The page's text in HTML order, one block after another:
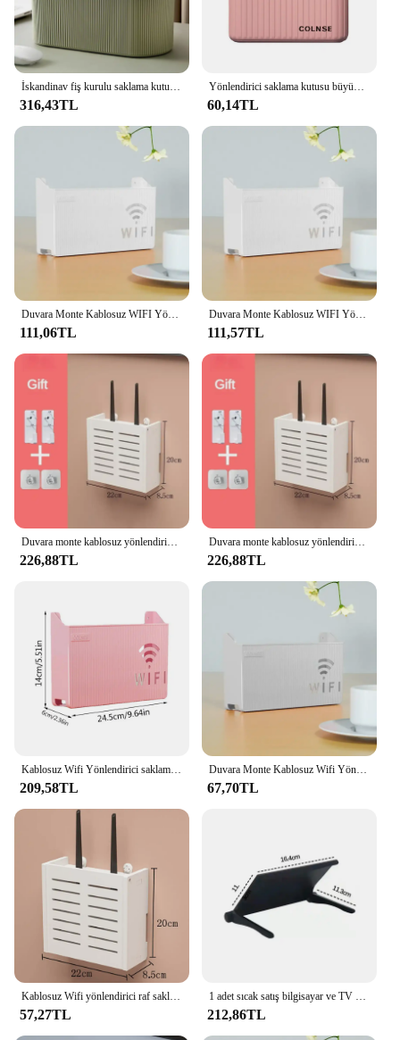
316,43TL 60,14TL
111,06TL
Duvara Monte Kablosuz WIFI Yönlendirici Raf ABS plastik saklama kutusu Yönlendirici Raf Kablo Güç Braketi Organizatör Kutusu Oturma Odası için
111,57TL
226,88TL
Duvara monte kablosuz yönlendirici raf oturma odası duvara monte WiFi saklama kutusu duvar dekorasyon kablo güç braketi organizatör kutusu
226,88TL
209,58TL
Duvara Monte Kablosuz Wifi Yönlendirici Raf ABS plastik saklama kutusu Yönlendirici Raf Kablosu Güç Braketi Oyun Konsolu Organizatör Ev
67,70TL
Kablosuz Wifi yönlendirici raf saklama kutusu oturma odası soket Wifi dekorasyon duvara monte TV Set-top Box raflar kablo güç organizatör
57,27TL
1 adet sıcak satış bilgisayar ve TV ekranı depolama rafı kablosuz yönlendirici Set üstü kutu rafı hiçbir delikli depolama braketi ilahi aracı
212,86TL